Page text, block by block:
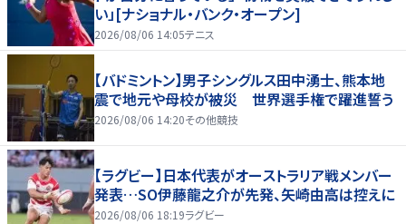
い」[ナショナル・バンク・オープン]
2026/08/06 14:05テニス
【バドミントン】男子シングルス田中湧士、熊本地
震で地元や母校が被災 世界選手権で躍進誓う
2026/08/06 14:20その他競技
【ラグビー】日本代表がオーストラリア戦メンバー
発表…SO伊藤龍之介が先発、矢崎由高は控えに
2026/08/06 18:19ラグビー